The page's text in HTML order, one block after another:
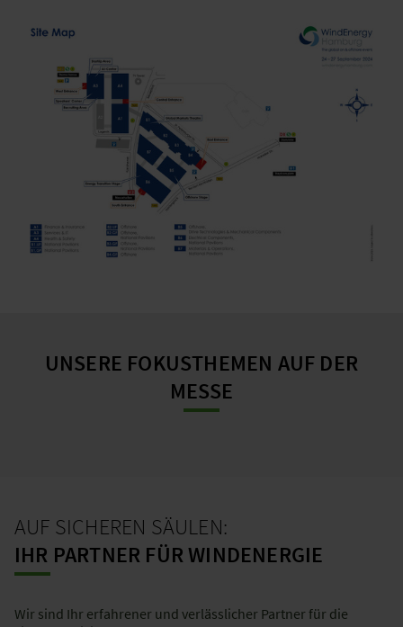
UNSERE FOKUSTHEMEN AUF DER
MESSE
AUF SICHEREN SÄULEN:
IHR PARTNER FÜR WINDENERGIE
Wir sind Ihr erfahrener und verlässlicher Partner für die